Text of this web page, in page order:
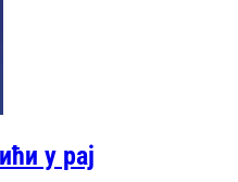
у рај